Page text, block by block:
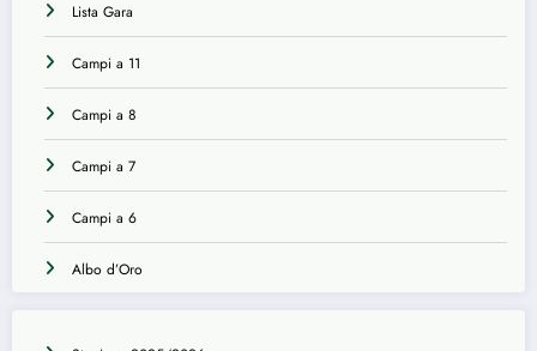
Lista Gara
Campi a 11
Campi a 8
Campi a 7
Campi a 6
Albo d’Oro